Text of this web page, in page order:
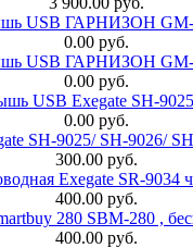
USB ГАРНИЗОН GM-
0.00 руб.
USB ГАРНИЗОН GM-
0.00 руб.
USB Exegate SH-
0.00 руб.
SH-9025/ SH-9026/
300.00 руб.
Exegate SR-9034
400.00 руб.
280 SBM-280 ,
400.00 руб.